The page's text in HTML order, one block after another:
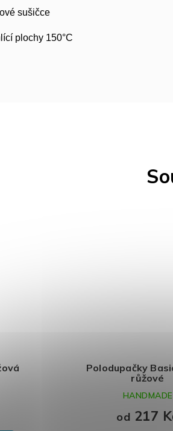
Polodupačky
růžové
od 217
HANDMADE
sušičce
plochy 150°C